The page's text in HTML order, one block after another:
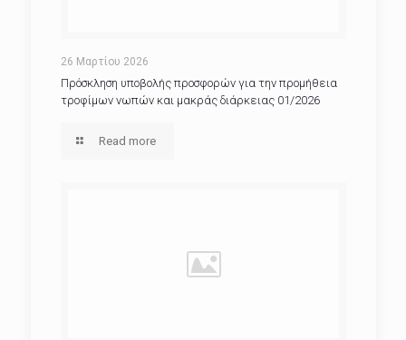
26 Μαρτίου 2026
Πρόσκληση υποβολής προσφορών για την προμήθεια
τροφίμων νωπών και μακράς διάρκειας 01/2026
Read more